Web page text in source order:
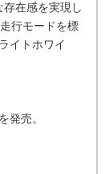
在感を実現し
行モードを標
イトホワイ
発売。